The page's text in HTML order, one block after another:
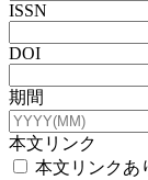
ISSN
DOI
期間
本文リンク
本文リンクあ